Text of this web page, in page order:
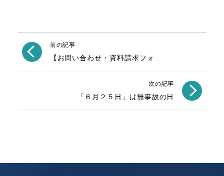
前の記事
【お問い合わせ・資料請求フォ...
次の記事
「６月２５日」は無事故の日